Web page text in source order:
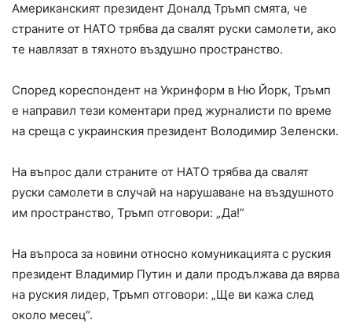
Американският президент Доналд Тръмп смята, че
страните от НАТО трябва да свалят руски самолети, ако
те навлязат в тяхното въздушно пространство.
Според кореспондент на Укринформ в Ню Йорк, Тръмп
е направил тези коментари пред журналисти по време
на среща с украинския президент Володимир Зеленски.
На въпрос дали страните от НАТО трябва да свалят
руски самолети в случай на нарушаване на въздушното
им пространство, Тръмп отговори: „Да!“
На въпроса за новини относно комуникацията с руския
президент Владимир Путин и дали продължава да вярва
на руския лидер, Тръмп отговори: „Ще ви кажа след
около месец“.